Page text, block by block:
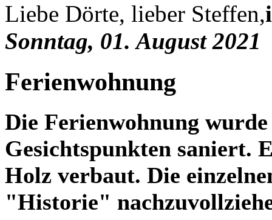
Liebe Dörte, lieber Steffen,
Sonntag, 01. August 2021
Ferienwohnung
Die Ferienwohnung
Gesichtspunkten saniert.
Holz verbaut. Die
"Historie"